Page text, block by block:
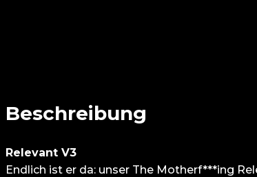
Beschreibung
Relevant V3
Endlich ist er da: unser The Motherf***ing